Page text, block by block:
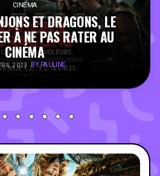
PLANS
KULTT
CINÉMA
ET DRAGONS, LE
À NE PAS RATER AU
CINÉMA
2023 BY PAULINE